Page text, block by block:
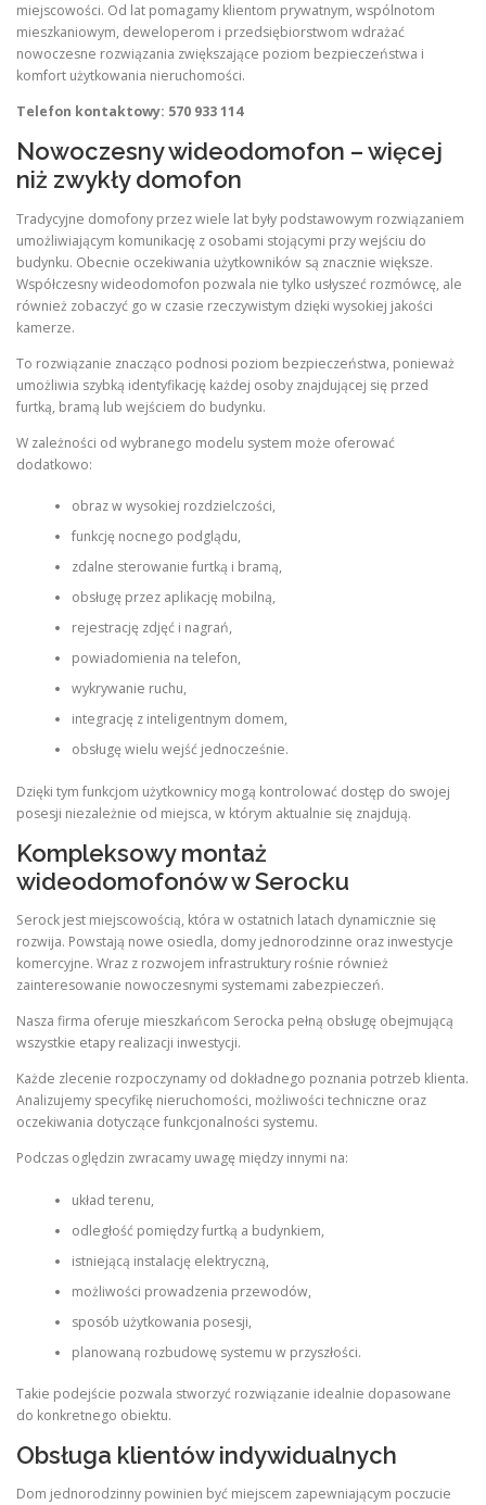
miejscowości. Od lat pomagamy klientom prywatnym, wspólnotom
mieszkaniowym, deweloperom i przedsiębiorstwom wdrażać
nowoczesne rozwiązania zwiększające poziom bezpieczeństwa i
komfort użytkowania nieruchomości.
Telefon kontaktowy: 570 933 114
Nowoczesny wideodomofon – więcej
niż zwykły domofon
Tradycyjne domofony przez wiele lat były podstawowym rozwiązaniem
umożliwiającym komunikację z osobami stojącymi przy wejściu do
budynku. Obecnie oczekiwania użytkowników są znacznie większe.
Współczesny wideodomofon pozwala nie tylko usłyszeć rozmówcę, ale
również zobaczyć go w czasie rzeczywistym dzięki wysokiej jakości
kamerze.
To rozwiązanie znacząco podnosi poziom bezpieczeństwa, ponieważ
umożliwia szybką identyfikację każdej osoby znajdującej się przed
furtką, bramą lub wejściem do budynku.
W zależności od wybranego modelu system może oferować
dodatkowo:
obraz w wysokiej rozdzielczości,
funkcję nocnego podglądu,
zdalne sterowanie furtką i bramą,
obsługę przez aplikację mobilną,
rejestrację zdjęć i nagrań,
powiadomienia na telefon,
wykrywanie ruchu,
integrację z inteligentnym domem,
obsługę wielu wejść jednocześnie.
Dzięki tym funkcjom użytkownicy mogą kontrolować dostęp do swojej
posesji niezależnie od miejsca, w którym aktualnie się znajdują.
Kompleksowy montaż
wideodomofonów w Serocku
Serock jest miejscowością, która w ostatnich latach dynamicznie się
rozwija. Powstają nowe osiedla, domy jednorodzinne oraz inwestycje
komercyjne. Wraz z rozwojem infrastruktury rośnie również
zainteresowanie nowoczesnymi systemami zabezpieczeń.
Nasza firma oferuje mieszkańcom Serocka pełną obsługę obejmującą
wszystkie etapy realizacji inwestycji.
Każde zlecenie rozpoczynamy od dokładnego poznania potrzeb klienta.
Analizujemy specyfikę nieruchomości, możliwości techniczne oraz
oczekiwania dotyczące funkcjonalności systemu.
Podczas oględzin zwracamy uwagę między innymi na:
układ terenu,
odległość pomiędzy furtką a budynkiem,
istniejącą instalację elektryczną,
możliwości prowadzenia przewodów,
sposób użytkowania posesji,
planowaną rozbudowę systemu w przyszłości.
Takie podejście pozwala stworzyć rozwiązanie idealnie dopasowane
do konkretnego obiektu.
Obsługa klientów indywidualnych
Dom jednorodzinny powinien być miejscem zapewniającym poczucie